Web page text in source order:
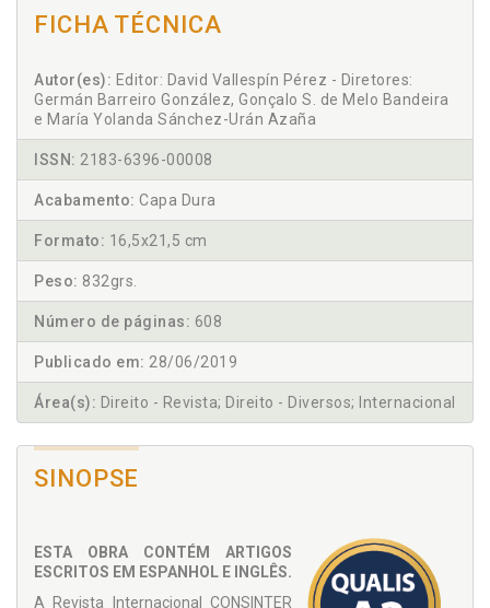
FICHA TÉCNICA
Autor(es): Editor: David Vallespín Pérez - Diretores:
Germán Barreiro González, Gonçalo S. de Melo Bandeira
e María Yolanda Sánchez-Urán Azaña
ISSN: 2183-6396-00008
Acabamento: Capa Dura
Formato: 16,5x21,5 cm
Peso: 832grs.
Número de páginas: 608
Publicado em: 28/06/2019
Área(s): Direito - Revista; Direito - Diversos; Internacional
SINOPSE
ESTA OBRA CONTÉM ARTIGOS
ESCRITOS EM ESPANHOL E INGLÊS.
A Revista Internacional CONSINTER